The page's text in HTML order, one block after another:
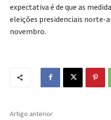
expectativa é de que as
eleições presidenciais norte-
novembro.
Artigo anterior